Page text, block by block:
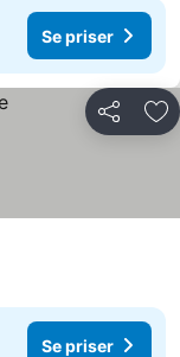
Se priser
Dela
Se priser